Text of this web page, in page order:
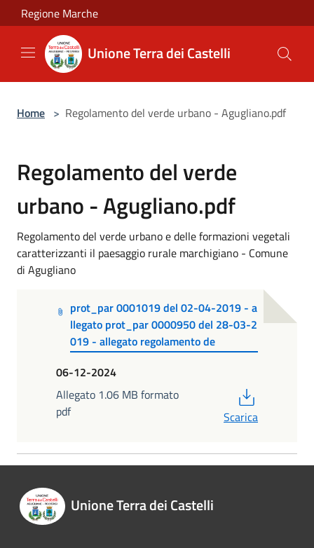
Salta al contenuto principale
Regione Marche
Unione Terra dei Castelli
Home > Regolamento del verde urbano - Agugliano.pdf
Regolamento del verde
urbano - Agugliano.pdf
Regolamento del verde urbano e delle formazioni vegetali
caratterizzanti il paesaggio rurale marchigiano - Comune
di Agugliano
prot_par 0001019 del 02-04-2019 - a
llegato prot_par 0000950 del 28-03-2
019 - allegato regolamento de
06-12-2024
Allegato 1.06 MB formato
pdf
Scarica
Unione Terra dei Castelli